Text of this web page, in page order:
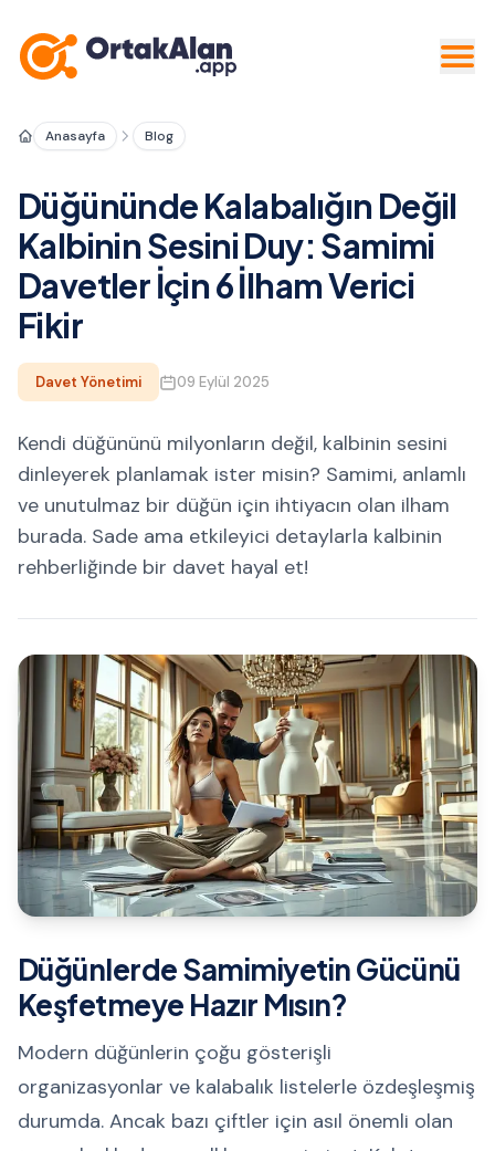
Anasayfa Blog
Düğününde Kalabalığın Değil
Kalbinin Sesini Duy: Samimi
Davetler İçin 6 İlham Verici
Fikir
Davet Yönetimi 09 Eylül 2025
Kendi düğününü milyonların değil, kalbinin sesini
dinleyerek planlamak ister misin? Samimi, anlamlı
ve unutulmaz bir düğün için ihtiyacın olan ilham
burada. Sade ama etkileyici detaylarla kalbinin
rehberliğinde bir davet hayal et!
Düğünlerde Samimiyetin Gücünü
Keşfetmeye Hazır Mısın?
Modern düğünlerin çoğu gösterişli
organizasyonlar ve kalabalık listelerle özdeşleşmiş
durumda. Ancak bazı çiftler için asıl önemli olan